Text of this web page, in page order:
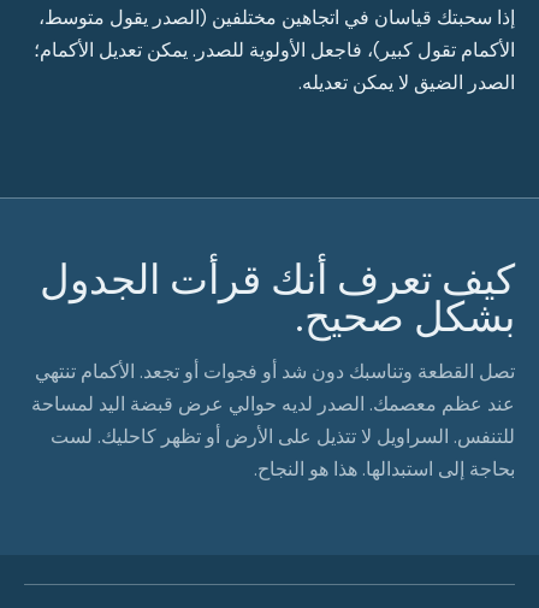
إذا سحبتك قياسان في اتجاهين مختلفين (الصدر يقول متوسط،
الأكمام تقول كبير)، فاجعل الأولوية للصدر. يمكن تعديل الأكمام؛
الصدر الضيق لا يمكن تعديله.
كيف تعرف أنك قرأت الجدول
بشكل صحيح.
تصل القطعة وتناسبك دون شد أو فجوات أو تجعد. الأكمام تنتهي
عند عظم معصمك. الصدر لديه حوالي عرض قبضة اليد لمساحة
للتنفس. السراويل لا تتذيل على الأرض أو تظهر كاحليك. لست
بحاجة إلى استبدالها. هذا هو النجاح.